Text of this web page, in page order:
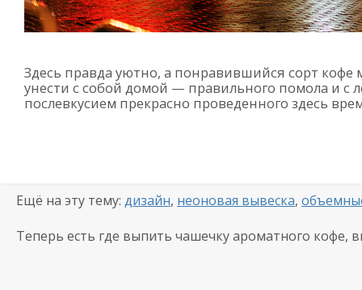
Здесь правда уютно, а понравившийся сорт кофе
унести с собой домой — правильного помола и с
послевкусием прекрасно проведенного здесь
Ещё на эту тему: дизайн, неоновая вывеска,
Теперь есть где выпить чашечку ароматного кофе,